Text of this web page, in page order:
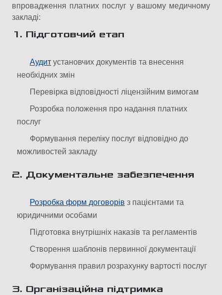
впровадження платних послуг у вашому медичному
закладі:
1. Підготовчий етап
Аудит установчих документів та внесення
необхідних змін
Перевірка відповідності ліцензійним вимогам
Розробка положення про надання платних
послуг
Формування переліку послуг відповідно до
можливостей закладу
2. Документальне забезпечення
Розробка форм договорів з пацієнтами та
юридичними особами
Підготовка внутрішніх наказів та регламентів
Створення шаблонів первинної документації
Формування правил розрахунку вартості послуг
3. Організаційна підтримка